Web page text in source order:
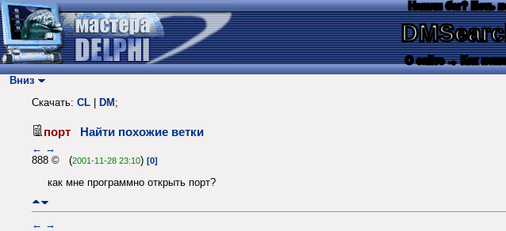
Нашли баг? Есть
О сайте → Как
Вниз
Скачать: CL DM ;
порт Найти похожие ветки
← →
888 © (2001-11-28 23:10) [0]
как мне программно открыть порт?
← →